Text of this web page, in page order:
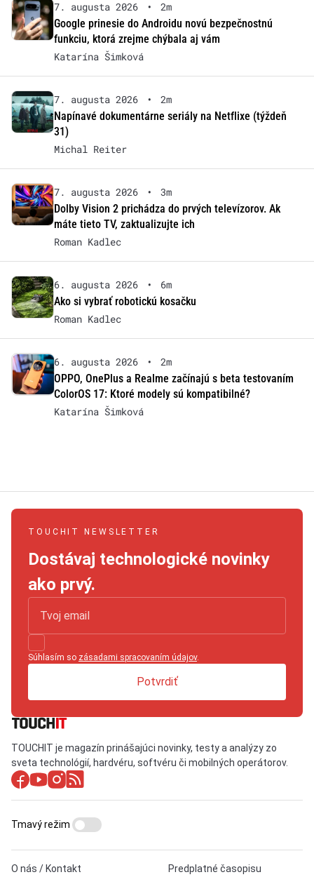
7. augusta 2026 •
2m
Google prinesie do Androidu novú bezpečnostnú
funkciu, ktorá zrejme chýbala aj vám
Katarína Šimková
7. augusta 2026 •
2m
Napínavé dokumentárne seriály na Netflixe (týždeň
31)
Michal Reiter
7. augusta 2026 •
3m
Dolby Vision 2 prichádza do prvých televízorov. Ak
máte tieto TV, zaktualizujte ich
Roman Kadlec
6. augusta 2026 •
6m
Ako si vybrať robotickú kosačku
Roman Kadlec
6. augusta 2026 •
2m
OPPO, OnePlus a Realme začínajú s beta testovaním
ColorOS 17: Ktoré modely sú kompatibilné?
Katarína Šimková
TOUCHIT NEWSLETTER
Dostávaj technologické novinky
ako prvý.
Súhlasím so zásadami spracovaním údajov.
Potvrdiť
TOUCHIT je magazín prinášajúci novinky, testy a analýzy zo
sveta technológií, hardvéru, softvéru či mobilných operátorov.
O nás / Kontakt
Predplatné časopisu
Tmavý režim